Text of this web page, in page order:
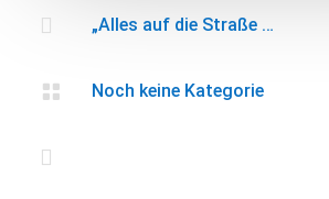
 „Alles auf die Straße …
 Noch keine Kategorie
